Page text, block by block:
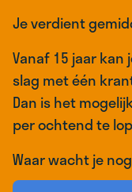
Je verdient
Vanaf 15 jaar kan
slag met één
Dan is het
per ochtend te
Waar wacht je